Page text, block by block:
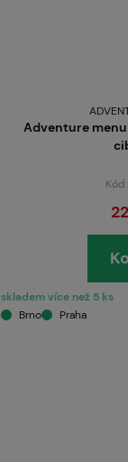
Adventure
skladem více než 5 ks
Brno
Praha